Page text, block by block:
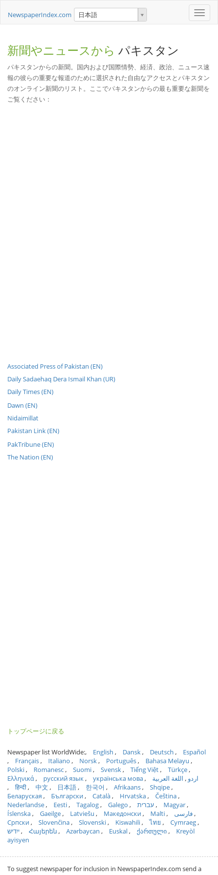
Toggle
NewspaperIndex.com 日本語
新聞やニュースから パキスタン
パキスタンからの新聞。国内および国際情勢、経済、政治、ニュース速
報の彼らの重要な報道のために選択された自由なアクセスとパキスタン
のオンライン新聞のリスト。ここでパキスタンからの最も重要な新聞を
ご覧ください：
Associated Press of Pakistan (EN)
Daily Sadaehaq Dera Ismail Khan (UR)
Daily Times (EN)
Dawn (EN)
Nidaimillat
Pakistan Link (EN)
PakTribune (EN)
The Nation (EN)
トップページに戻る
Newspaper list WorldWide: English Dansk Deutsch
Español
Français
Italiano Norsk Português
Bahasa Melayu
Polski
Romanesc Suomi Svensk Tiếng Việt
Türkçe
Ελληνικά
русский язык українська мова اردو
اللغة العربية
हिन्दी
中文 日本語 한국어 Afrikaans
Shqipe
Беларуская
Български Català Hrvatska
Čeština
Nederlandse
Eesti Tagalog Galego עברית
Magyar
Íslenska
Gaeilge Latviešu Македонски Malti
فارسی
Српски
Slovenčina Slovenski Kiswahili ไทย
Cymraeg
ייִדיש
Հայերեն Azərbaycan Euskal ქართული
Kreyòl
ayisyen
To suggest newspaper for inclusion in NewspaperIndex.com send a